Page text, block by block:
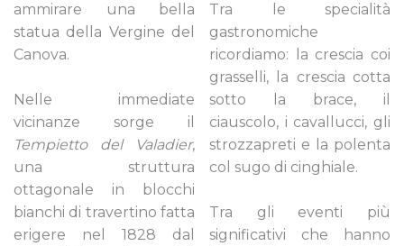
ammirare una bella
statua della Vergine del
Canova.
Nelle immediate
vicinanze sorge il
Tempietto del Valadier,
una struttura
ottagonale in blocchi
bianchi di travertino fatta
erigere nel 1828 dal
Tra le specialità
gastronomiche
ricordiamo: la crescia coi
grasselli, la crescia cotta
sotto la brace, il
ciauscolo, i cavallucci, gli
strozzapreti e la polenta
col sugo di cinghiale.
Tra gli eventi più
significativi che hanno